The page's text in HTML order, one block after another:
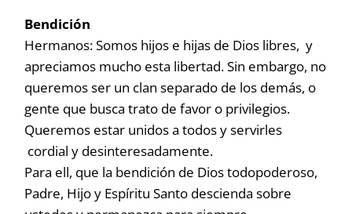
Bendición
Hermanos: Somos hijos e hijas de Dios libres, y
apreciamos mucho esta libertad. Sin embargo, no
queremos ser un clan separado de los demás, o
gente que busca trato de favor o privilegios.
Queremos estar unidos a todos y servirles
cordial y desinteresadamente.
Para ell, que la bendición de Dios todopoderoso,
Padre, Hijo y Espíritu Santo descienda sobre